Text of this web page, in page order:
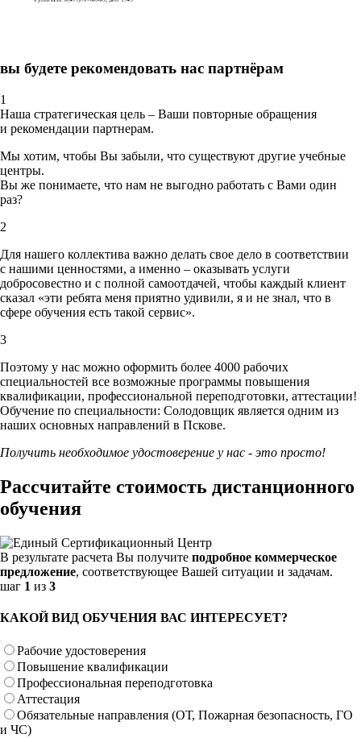
вы будете рекомендовать нас партнёрам
1
Наша стратегическая цель – Ваши повторные обращения
и рекомендации партнерам.
Мы хотим, чтобы Вы забыли, что существуют другие учебные
центры.
Вы же понимаете, что нам не выгодно работать с Вами один
раз?
2
Для нашего коллектива важно делать свое дело в соответствии
с нашими ценностями, а именно – оказывать услуги
добросовестно и с полной самоотдачей, чтобы каждый клиент
сказал «эти ребята меня приятно удивили, я и не знал, что в
сфере обучения есть такой сервис».
3
Поэтому у нас можно оформить более 4000 рабочих
специальностей все возможные программы повышения
квалификации, профессиональной переподготовки, аттестации!
Обучение по специальности: Солодовщик является одним из
наших основных направлений в Пскове.
Получить необходимое удостоверение у нас - это просто!
Рассчитайте стоимость дистанционного
обучения
В результате расчета Вы получите подробное коммерческое
предложение, соответствующее Вашей ситуации и задачам.
шаг 1 из 3
КАКОЙ ВИД ОБУЧЕНИЯ ВАС ИНТЕРЕСУЕТ?
Рабочие удостоверения
Повышение квалификации
Профессиональная переподготовка
Аттестация
Обязательные направления (ОТ, Пожарная безопасность, ГО
и ЧС)